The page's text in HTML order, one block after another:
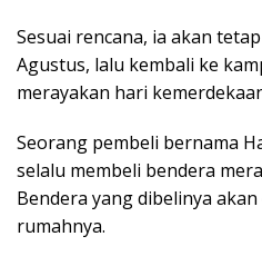
Sesuai rencana, ia akan
Agustus, lalu kembali ke
merayakan hari
Seorang pembeli bernama
selalu membeli bendera
Bendera yang dibelinya
rumahnya.